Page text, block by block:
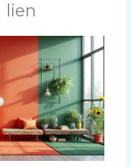
lien